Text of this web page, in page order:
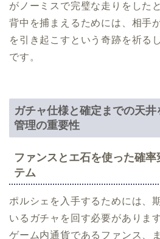
がノーミスで完璧な走りをした
背中を捕まえるためには、相手
を引き起こすという奇跡を祈る
です。
ガチャ仕様と確定までの天
管理の重要性
ファンスとエ石を使った確
テム
ポルシェを入手するためには、
いるガチャを回す必要がありま
ゲーム内通貨であるファンス、